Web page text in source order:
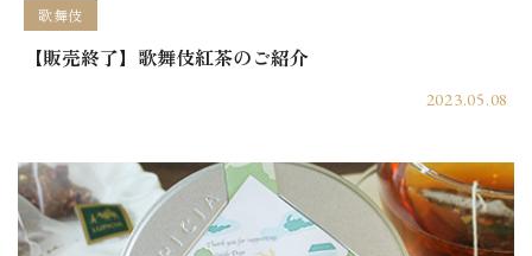
歌舞伎
【販売終了】歌舞伎紅茶のご紹介
2023.05.08